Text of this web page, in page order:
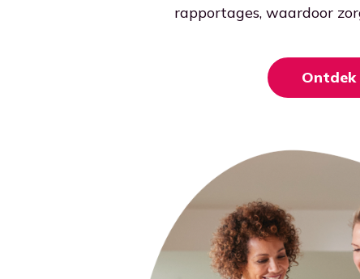
rapportages, waardoor
Ontdek